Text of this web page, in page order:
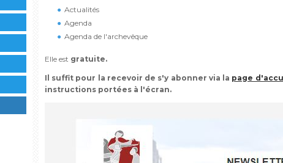
Actualités
Agenda
Agenda de l'archevêque
Elle est gratuite.
Il suffit pour la recevoir de s'y abonner via la page
instructions portées à l'écran.